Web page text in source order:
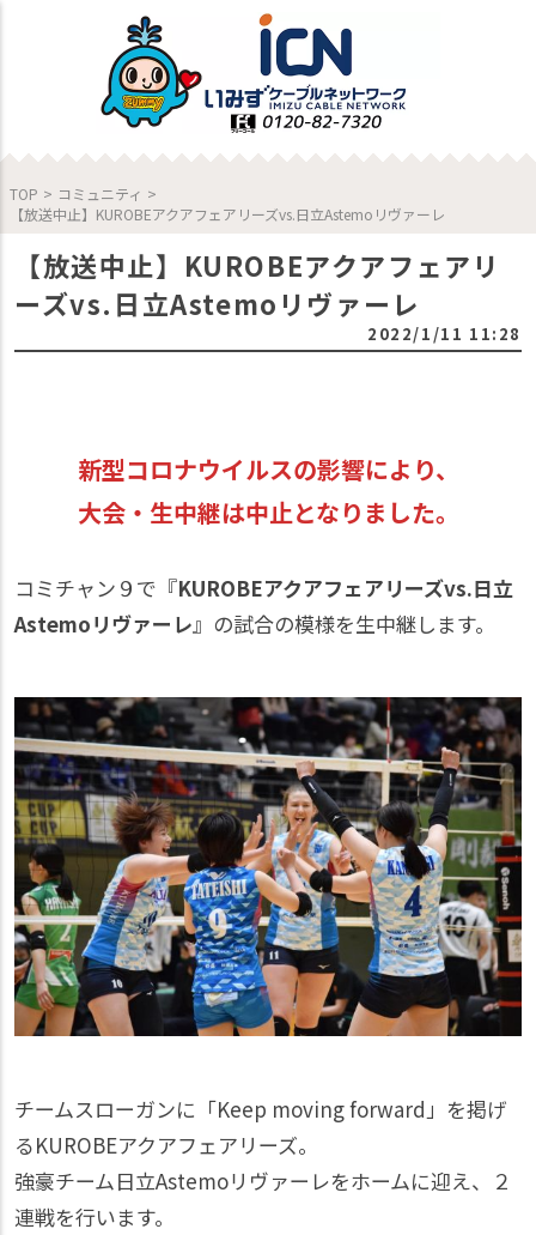
TOP > コミュニティ >
【放送中止】KUROBEアクアフェアリーズvs.日立Astemoリヴァーレ
【放送中止】KUROBEアクアフェアリ
ーズvs.日立Astemoリヴァーレ
2022/1/11 11:28
新型コロナウイルスの影響により、
大会・生中継は中止となりました。
コミチャン９で『KUROBEアクアフェアリーズvs.日立
Astemoリヴァーレ』の試合の模様を生中継します。
チームスローガンに「Keep moving forward」を掲げ
るKUROBEアクアフェアリーズ。
強豪チーム日立Astemoリヴァーレをホームに迎え、２
連戦を行います。